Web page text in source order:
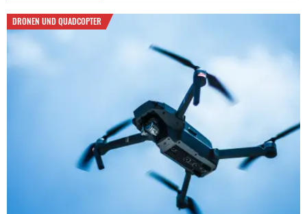
DRONEN UND QUADCOPTER